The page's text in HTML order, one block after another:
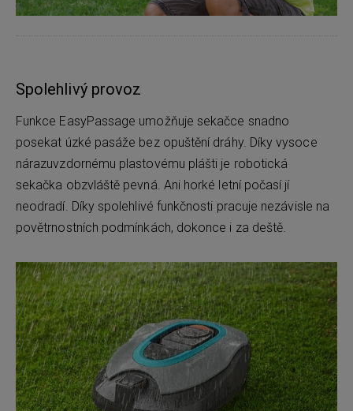
Spolehlivý provoz
Funkce EasyPassage umožňuje sekačce snadno
posekat úzké pasáže bez opuštění dráhy. Díky vysoce
nárazuvzdornému plastovému plášti je robotická
sekačka obzvláště pevná. Ani horké letní počasí jí
neodradí. Díky spolehlivé funkčnosti pracuje nezávisle na
povětrnostních podmínkách, dokonce i za deště.